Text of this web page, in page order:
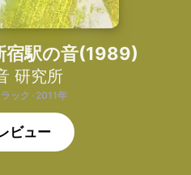
宿駅の音(1989)
研究所
ック · 2011年
ビュー